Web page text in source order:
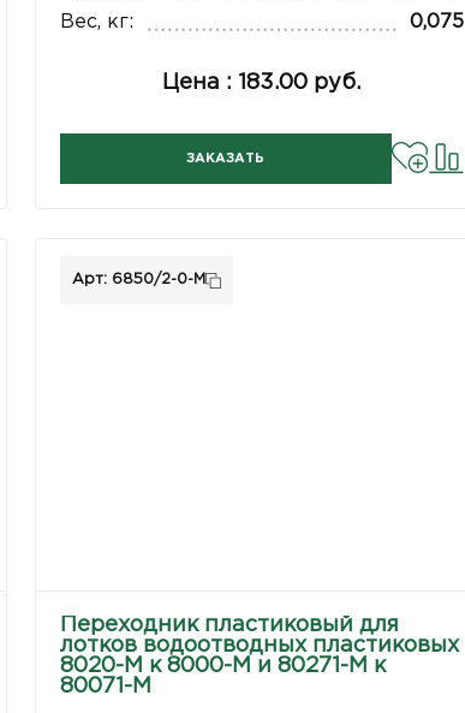
Вес, кг:
0,075
Цена : 183.00 руб.
ЗАКАЗАТЬ
Арт: 6850/2-0-М
Переходник пластиковый для
лотков водоотводных пластиковых
8020-М к 8000-М и 80271-М к
80071-М